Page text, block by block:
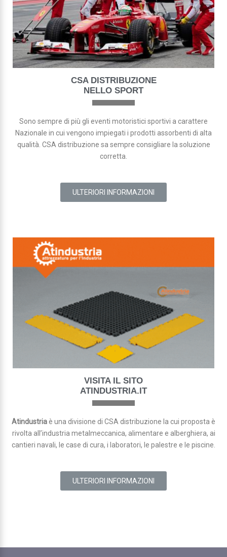
CSA DISTRIBUZIONE
NELLO SPORT
Sono sempre di più gli eventi motoristici sportivi a carattere
Nazionale in cui vengono impiegati i prodotti assorbenti di alta
qualità. CSA distribuzione sa sempre consigliare la soluzione
corretta.
ULTERIORI INFORMAZIONI
VISITA IL SITO
ATINDUSTRIA.IT
Atindustriaè una divisione di CSA distribuzione la cui proposta è
rivolta all’industria metalmeccanica, alimentare e alberghiera, ai
cantieri navali, le case di cura, i laboratori, le palestre e le piscine.
ULTERIORI INFORMAZIONI